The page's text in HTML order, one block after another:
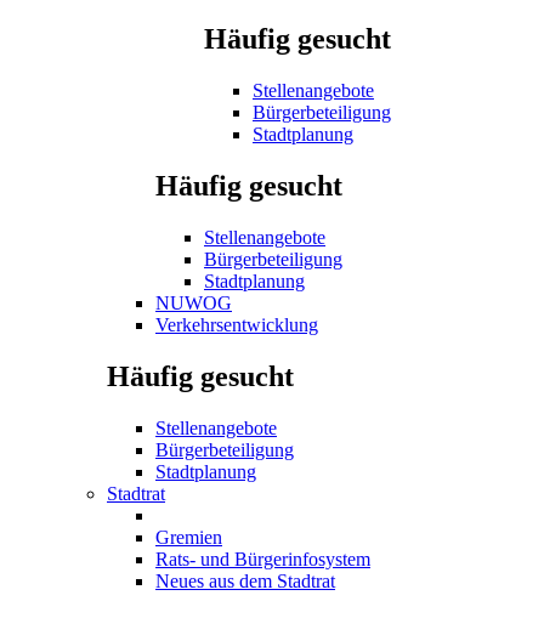
Häufig gesucht
Stellenangebote
Bürgerbeteiligung
Stadtplanung
Häufig gesucht
Stellenangebote
Bürgerbeteiligung
Stadtplanung
NUWOG
Verkehrsentwicklung
Häufig gesucht
Stellenangebote
Bürgerbeteiligung
Stadtplanung
Stadtrat
Gremien
Rats- und Bürgerinfosystem
Neues aus dem Stadtrat